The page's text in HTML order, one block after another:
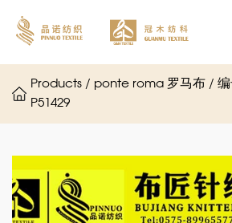
Products / ponte roma 罗马布 / 编
P51429